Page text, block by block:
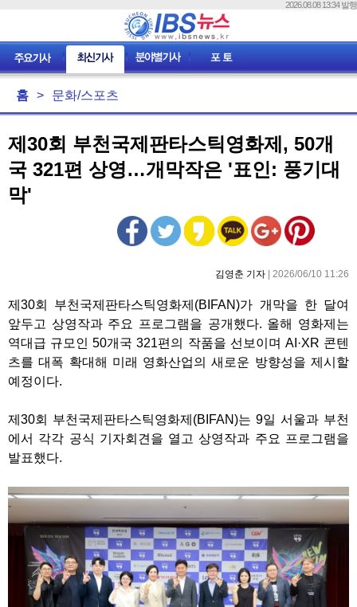
2026.08.08 13:34 발행
홈 > 문화/스포츠
제30회 부천국제판타스틱영화제, 50개
국 321편 상영…개막작은 '표인: 풍기대
막'
김영춘 기자 | 2026/06/10 11:26
제30회 부천국제판타스틱영화제(BIFAN)가 개막을 한 달여
앞두고 상영작과 주요 프로그램을 공개했다. 올해 영화제는
역대급 규모인 50개국 321편의 작품을 선보이며 AI·XR 콘텐
츠를 대폭 확대해 미래 영화산업의 새로운 방향성을 제시할
예정이다.
제30회 부천국제판타스틱영화제(BIFAN)는 9일 서울과 부천
에서 각각 공식 기자회견을 열고 상영작과 주요 프로그램을
발표했다.